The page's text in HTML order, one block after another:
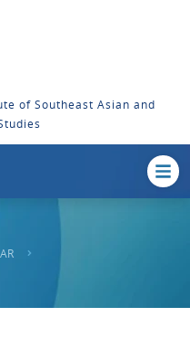
of Southeast Asian and